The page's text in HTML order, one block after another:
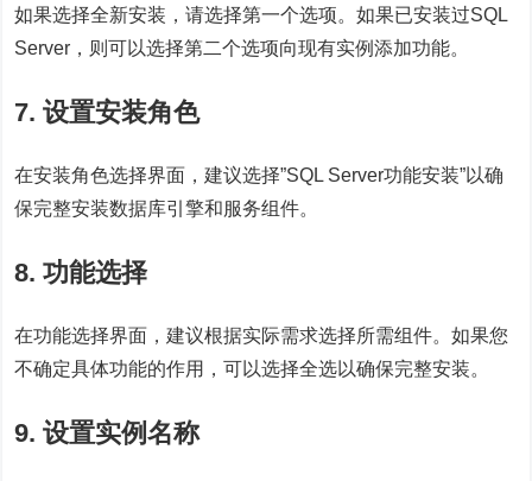
如果选择全新安装，请选择第一个选项。如果已安装过SQL
Server，则可以选择第二个选项向现有实例添加功能。
7. 设置安装角色
在安装角色选择界面，建议选择”SQL Server功能安装”以确
保完整安装数据库引擎和服务组件。
8. 功能选择
在功能选择界面，建议根据实际需求选择所需组件。如果您
不确定具体功能的作用，可以选择全选以确保完整安装。
9. 设置实例名称